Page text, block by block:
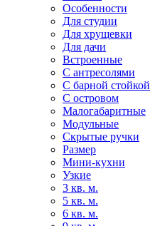
Особенности
Для студии
Для хрущевки
Для дачи
Встроенные
С антресолями
С барной стойкой
С островом
Малогабаритные
Модульные
Скрытые ручки
Размер
Мини-кухни
Узкие
3 кв. м.
5 кв. м.
6 кв. м.